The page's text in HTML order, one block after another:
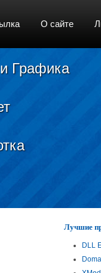
О сайте
Графика
Лучшие
DLL